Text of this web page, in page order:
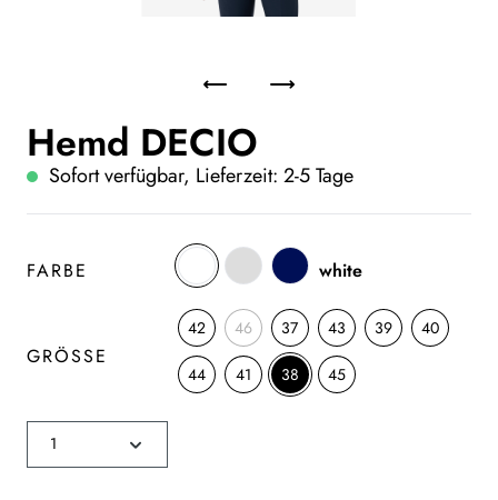
Hemd DECIO
Sofort verfügbar, Lieferzeit: 2-5 Tage
FARBE white
GRÖSSE
42 46 37 43 39 40
44 41 38 45